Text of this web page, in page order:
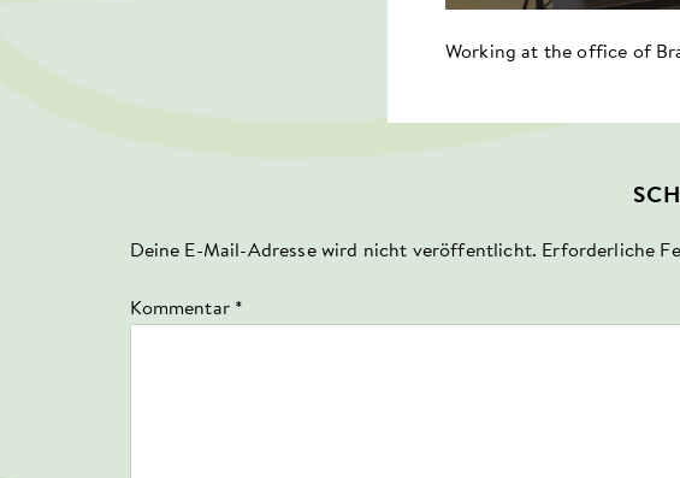
Working at the office of
Deine E-Mail-Adresse wird nicht veröffentlicht. Erforderliche
Kommentar *